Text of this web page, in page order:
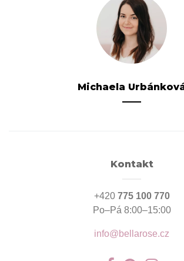
Michaela
Kontakt
+420 775 100 770
Po–Pá 8:00–15:00
info@bellarose.cz